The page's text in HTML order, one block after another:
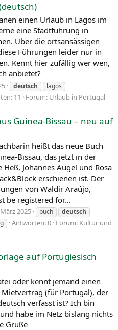
einen Urlaub in Lagos im
eine Stadtführung in
Über die ortsansässigen
Führungen leider nur in
Kennt hier zufällig wer wen,
anbietet?
deutsch
lagos
11 Forum: Urlaub in Portugal
Guinea-Bissau – neu auf
heißt das neue Buch
Bissau, das jetzt in der
Johannes Augel und Rosa
erschienen ist. Der
von Waldir Araújo,
be registered for...
2025 buch
deutsch
Antworten: 0 Forum: Kultur und
auf Portugiesisch
oder kennt jemand einen
(für Portugal), der
verfasst ist? Ich bin
habe im Netz bislang nichts
Grüße